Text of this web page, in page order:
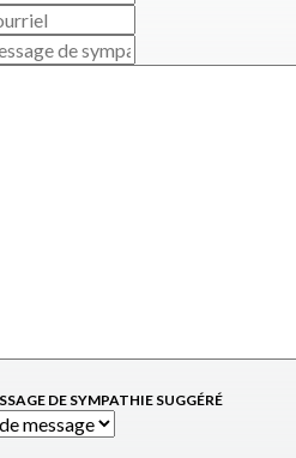
DE SYMPATHIE SUGGÉRÉ